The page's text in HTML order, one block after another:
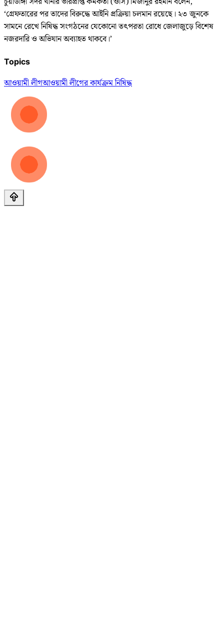
‘গ্রেফতারের পর তাদের বিরুদ্ধে আইনি প্রক্রিয়া চলমান রয়েছে। ২৩ জুনকে
সামনে রেখে নিষিদ্ধ সংগঠনের যেকোনো তৎপরতা রোধে জেলাজুড়ে বিশেষ
নজরদারি ও অভিযান অব্যাহত থাকবে।’
Topics
আওয়ামী লীগআওয়ামী লীগের কার্যক্রম নিষিদ্ধ